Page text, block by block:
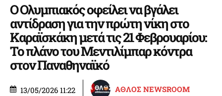
Ο Ολυμπιακός οφείλει να βγάλει
αντίδραση για την πρώτη νίκη στο
Καραϊσκάκη μετά τις 21 Φεβρουαρίου:
Το πλάνο του Μεντιλίμπαρ κόντρα
στον Παναθηναϊκό
13/05/2026 11:22 ΑΘΛΟΣ NEWSROOM